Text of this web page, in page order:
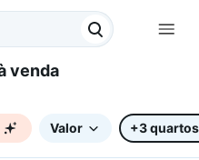
Valor +3 quartos